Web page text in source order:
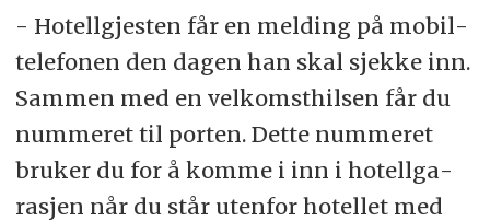
- Ho­tell­gjes­ten får en mel­ding på mo­bil­
te­le­fo­nen den da­gen han skal sjek­ke inn.
Sam­men med en vel­komst­hil­sen får du
num­me­ret til por­ten. Det­te num­me­ret
bru­ker du for å kom­me i inn i ho­tell­ga­
ra­sjen når du står uten­for ho­tel­let med